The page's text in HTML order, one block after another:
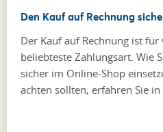
Den Kauf auf Rechnung
Der Kauf auf Rechnung ist
beliebteste Zahlungsart. Wie
sicher im Online-Shop
achten sollten, erfahren Sie in